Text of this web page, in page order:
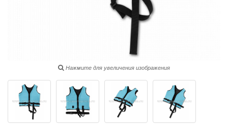
Нажмите для увеличения изображения